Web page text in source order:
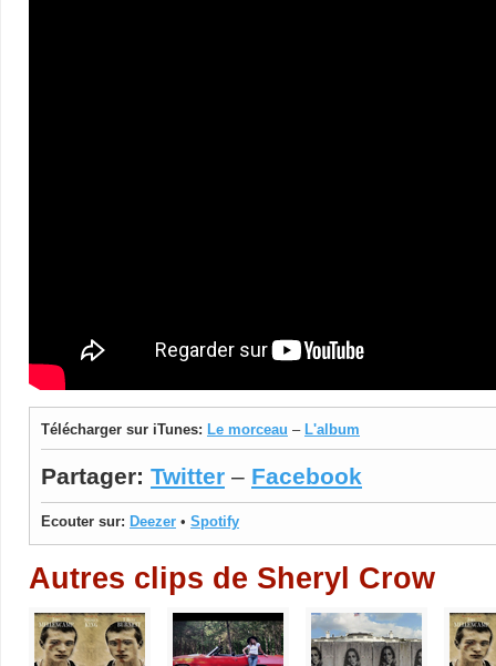
Télécharger sur iTunes: Le morceau – L'album
Partager: Twitter – Facebook
Ecouter sur: Deezer • Spotify
Autres clips de Sheryl Crow